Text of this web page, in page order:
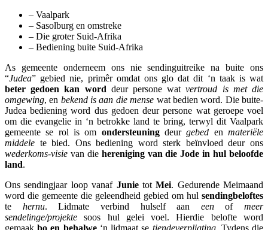
– Vaalpark
– Sasolburg en omstreke
– Die groter Suid-Afrika
– Bediening buite Suid-Afrika
As gemeente onderneem ons nie sendinguitreike na buite ons
“Judea” gebied nie, primêr omdat ons glo dat dit ‘n taak is wat
beter gedoen kan word deur persone watvertroud is met die
omgewing, en bekend is aan die mense wat bedien word. Die buite-
Judea bediening word dus gedoen deur persone wat geroepe voel
om die evangelie in ‘n betrokke land te bring, terwyl dit Vaalpark
gemeente se rol is om ondersteuningdeurgebed enmateriële
middele te bied. Ons bediening word sterk beïnvloed deur ons
wederkoms-visie van die hereniging van die Jode in hul beloofde
land.
Ons sendingjaar loop vanaf JunietotMei. Gedurende Meimaand
word die gemeente die geleendheid gebied om hul sendingbeloftes
te hernu. Lidmate verbind hulself aan eenof meer
sendelinge/projekte soos hul gelei voel. Hierdie belofte word
gemaakbo en behalwe‘n lidmaat se tiendeverpligting. Tydens die